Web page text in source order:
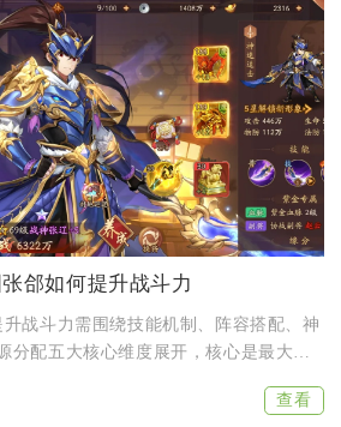
郃如何提升战斗力
战斗力需围绕技能机制、阵容搭配、神
分配五大核心维度展开，核心是最大化
查看